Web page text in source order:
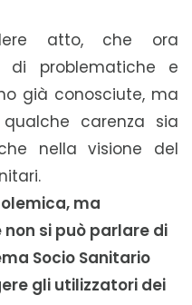
atto, che ora
di problematiche e
già conosciute, ma
carenza sia
nella visione del
ma
si può parlare di
Socio Sanitario
gli utilizzatori dei